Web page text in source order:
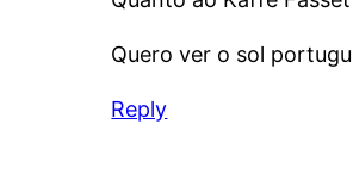
Quero ver o sol
Reply